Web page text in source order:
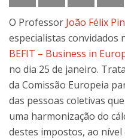
O Professor João Félix
especialistas convidados
BEFIT – Business in
no dia 25 de janeiro.
da Comissão Europeia
das pessoas coletivas
uma harmonização do
destes impostos, ao nível